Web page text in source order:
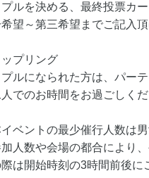
ルを決める、最終投票カー
望～第三希望までご記入頂
ップリング
プルになられた方は、パー
でのお時間をお過ごしくだ
ベントの最少催行人数は男
人数や会場の都合により
は開始時刻の3時間前後に